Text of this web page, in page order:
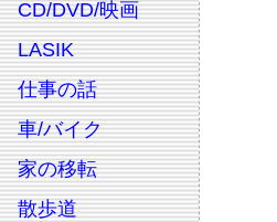
CD/DVD/映画
LASIK
仕事の話
車/バイク
家の移転
散歩道